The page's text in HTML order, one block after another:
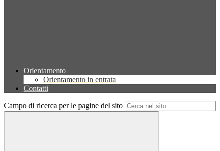
Orientamento
Orientamento in entrata
Contatti
Campo di ricerca per le pagine del sito